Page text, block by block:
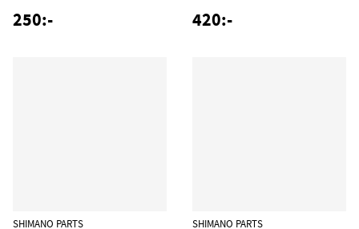
250:- 420:-
SHIMANO PARTS SHIMANO PARTS